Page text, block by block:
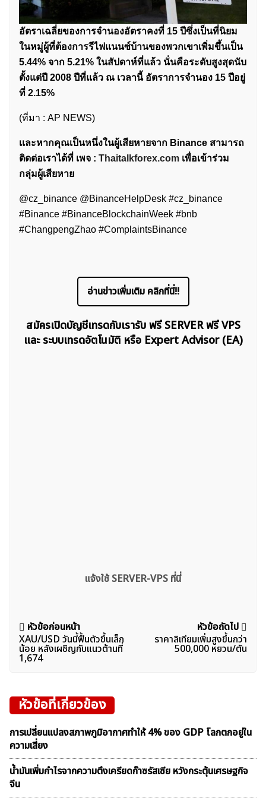
สำหรับ:
อัตราเฉลี่ยของการจำนองอัตราคงที่ 15 ปีซึ่งเป็นที่นิยม
ในหมู่ผู้ที่ต้องการรีไฟแนนซ์บ้านของพวกเขาเพิ่มขึ้นเป็น
5.44% จาก 5.21% ในสัปดาห์ที่แล้ว นั่นคือระดับสูงสุดนับ
ตั้งแต่ปี 2008 ปีที่แล้ว ณ เวลานี้ อัตราการจำนอง 15 ปีอยู่
ที่ 2.15%
(ที่มา : AP NEWS)
เเละหากคุณเป็นหนึ่งในผู้เสียหายจาก Binance สามารถ
ติดต่อเราได้ที่ เพจ : Thaitalkforex.com เพื่อเข้าร่วม
กลุ่มผู้เสียหาย
@cz_binance @BinanceHelpDesk #cz_binance
#Binance #BinanceBlockchainWeek #bnb
#ChangpengZhao #ComplaintsBinance
อ่านข่าวเพิ่มเติม คลิกที่นี่!!
สมัครเปิดบัญชีเทรดกับเรารับ ฟรี SERVER ฟรี VPS
และ ระบบเทรดอัตโนมัติ หรือ Expert Advisor (EA)
แจ้งใช้ SERVER-VPS ที่นี่
แนะแนว
เรื่อง
หัวข้อก่อนหน้า
XAU/USD วันนี้ฟื้นตัวขึ้นเล็ก
น้อย หลังเผชิญกับแนวต้านที่
1,674
หัวข้อถัดไป
ราคาลิเทียมเพิ่มสูงขึ้นกว่า
500,000 หยวน/ตัน
หัวข้อที่เกี่ยวข้อง
การเปลี่ยนแปลงสภาพภูมิอากาศทำให้ 4% ของ GDP โลกตกอยู่ใน
ความเสี่ยง
น้ำมันเพิ่มกำไรจากความตึงเครียดก๊าซรัสเซีย หวังกระตุ้นเศรษฐกิจ
จีน